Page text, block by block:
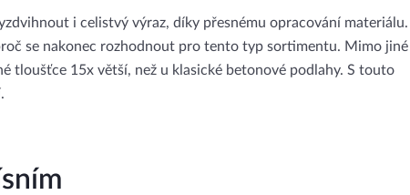
i celistvý výraz, díky přesnému opracování materiálu.
se nakonec rozhodnout pro tento typ sortimentu. Mimo jiné
tloušťce 15x větší, než u klasické betonové podlahy. S touto